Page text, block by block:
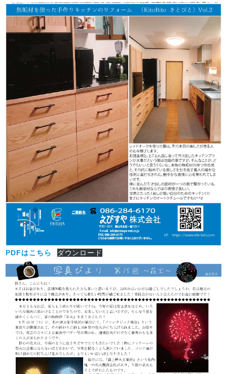
PDFはこちら ダウンロード